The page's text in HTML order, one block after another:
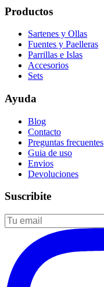
Productos
Sartenes y Ollas
Fuentes y Paelleras
Parrillas e Islas
Accesorios
Sets
Ayuda
Blog
Contacto
Preguntas frecuentes
Guia de uso
Envios
Devoluciones
Suscribite